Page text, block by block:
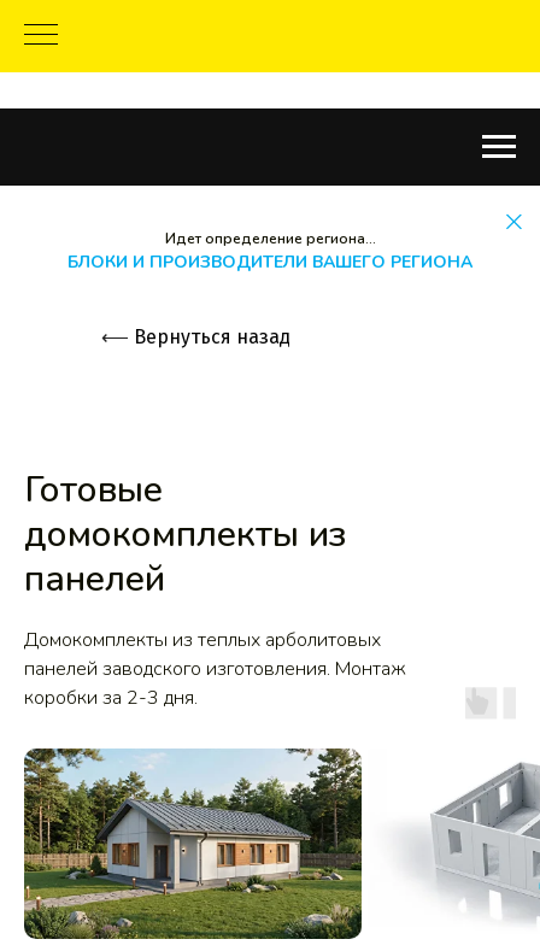
Идет определение региона...
БЛОКИ И ПРОИЗВОДИТЕЛИ ВАШЕГО РЕГИОНА
⟵ Вернуться назад
Готовые
домокомплекты из
панелей
Домокомплекты из теплых арболитовых
панелей заводского изготовления. Монтаж
коробки за 2-3 дня.